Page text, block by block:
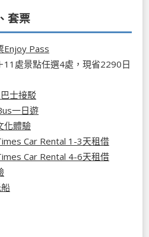
套票
Enjoy Pass
11處景點任選4處，現省2290日
士接駁
一日遊
化體驗
Car Rental 1-3天租借
Car Rental 4-6天租借